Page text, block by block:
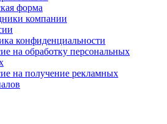
форма
компании
конфиденциальности
на обработку персональных
на получение рекламных